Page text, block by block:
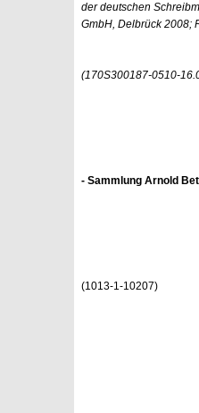
der deutschen
GmbH, Delbrück 2008;
(170S300187-0510-
- Sammlung Arnold
(1013-1-10207)